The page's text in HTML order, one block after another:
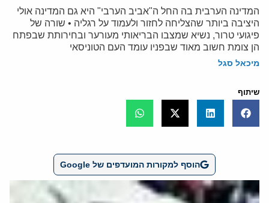
המדינה הערבית בה החל ה"אביב הערבי" היא גם המדינה אולי
היציבה ביותר שהצליחה לחזור ולעמוד על רגליה • שורה של
פיגועי טרור, נשיא שמצבו הבריאותי מעורער ובחירותת שבפתח
הן צומת חשוב מאוד שבפניו עומד העם הטוניסאי
מיכאל סגל
שיתוף
הוסף למקורות המועדפים של Google